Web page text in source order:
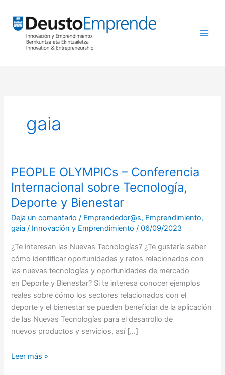
contenido
gaia
PEOPLE OLYMPICs – Conferencia
Internacional sobre Tecnología,
Deporte y Bienestar
Deja un comentario / Emprendedor@s, Emprendimiento,
gaia / Innovación y Emprendimiento/06/09/2023
¿Te interesan las Nuevas Tecnologías? ¿Te gustaría saber
cómo identificar oportunidades y retos relacionados con
las nuevas tecnologías y oportunidades de mercado
en Deporte y Bienestar? Si te interesa conocer ejemplos
reales sobre cómo los sectores relacionados con el
deporte y el bienestar se pueden beneficiar de la aplicación
de las Nuevas Tecnologías para el desarrollo de
nuevos productos y servicios, así […]
PEOPLE
OLYMPICs
–
Conferencia
Internacional
sobre
Tecnología,
Deporte
y
Bienestar
Leer más »